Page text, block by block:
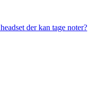
der kan tage noter?